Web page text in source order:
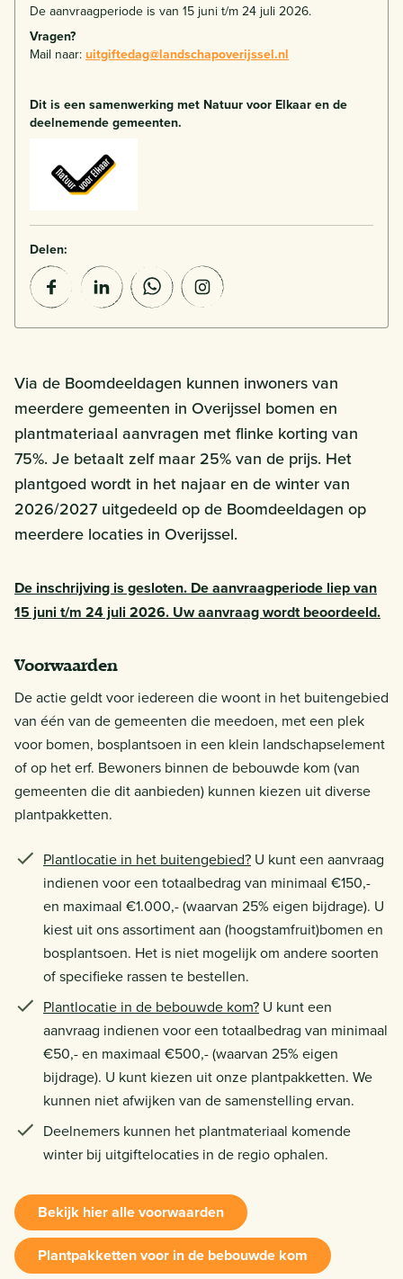
De aanvraagperiode is van 15 juni t/m 24 juli 2026.
Vragen?
Mail naar: uitgiftedag@landschapoverijssel.nl
Dit is een samenwerking met Natuur voor Elkaar en de
deelnemende gemeenten.
Delen:
Via de Boomdeeldagen kunnen inwoners van
meerdere gemeenten in Overijssel bomen en
plantmateriaal aanvragen met flinke korting van
75%. Je betaalt zelf maar 25% van de prijs. Het
plantgoed wordt in het najaar en de winter van
2026/2027 uitgedeeld op de Boomdeeldagen op
meerdere locaties in Overijssel.
De inschrijving is gesloten. De aanvraagperiode liep van
15 juni t/m 24 juli 2026. Uw aanvraag wordt beoordeeld.
Voorwaarden
De actie geldt voor iedereen die woont in het buitengebied
van één van de gemeenten die meedoen, met een plek
voor bomen, bosplantsoen in een klein landschapselement
of op het erf. Bewoners binnen de bebouwde kom (van
gemeenten die dit aanbieden) kunnen kiezen uit diverse
plantpakketten.
Plantlocatie in het buitengebied? U kunt een aanvraag
indienen voor een totaalbedrag van minimaal €150,-
en maximaal €1.000,- (waarvan 25% eigen bijdrage). U
kiest uit ons assortiment aan (hoogstamfruit)bomen en
bosplantsoen. Het is niet mogelijk om andere soorten
of specifieke rassen te bestellen.
Plantlocatie in de bebouwde kom? U kunt een
aanvraag indienen voor een totaalbedrag van minimaal
€50,- en maximaal €500,- (waarvan 25% eigen
bijdrage). U kunt kiezen uit onze plantpakketten. We
kunnen niet afwijken van de samenstelling ervan.
Deelnemers kunnen het plantmateriaal komende
winter bij uitgiftelocaties in de regio ophalen.
Bekijk hier alle voorwaarden
Plantpakketten voor in de bebouwde kom